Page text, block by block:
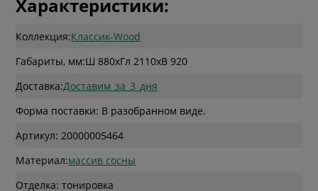
Характеристики:
Коллекция:Классик-Wood
Габариты, мм:Ш 880xГл 2110xВ 920
Доставка:Доставим_за_3_дня
Форма поставки: В разобранном виде.
Артикул: 20000005464
Материал:массив сосны
Отделка: тонировка